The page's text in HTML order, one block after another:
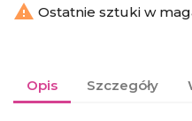
 Ostatnie sztuki w
Opis Szczegóły